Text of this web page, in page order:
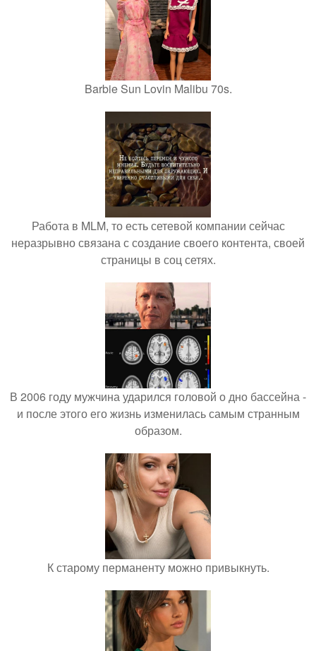
Barbie Sun Lovin Malibu 70s.
Работа в MLM, то есть сетевой компании сейчас
неразрывно связана с создание своего контента, своей
страницы в соц сетях.
В 2006 году мужчина ударился головой о дно бассейна -
и после этого его жизнь изменилась самым странным
образом.
К старому перманенту можно привыкнуть.